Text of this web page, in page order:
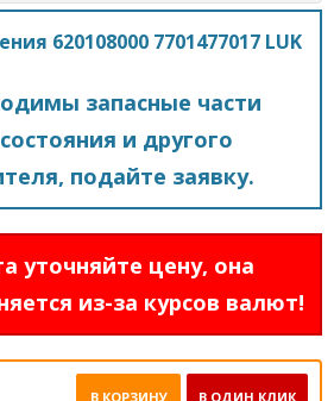
620108000 7701477017 LUK
запасные части
и другого
подайте заявку.
уточняйте цену, она
из-за курсов валют!
В ОДИН КЛИК
В КОРЗИНУ